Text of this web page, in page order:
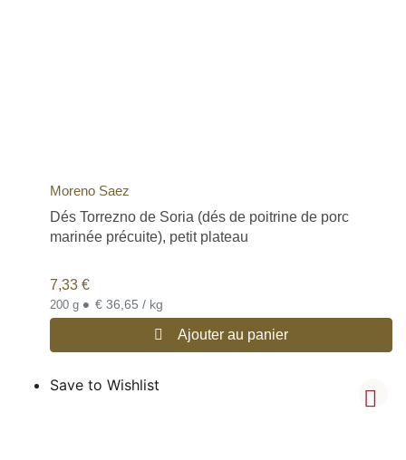
Moreno Saez
Dés Torrezno de Soria (dés de poitrine de porc
marinée précuite), petit plateau
7,33 €
200 g • € 36,65 / kg
Ajouter au panier
Save to Wishlist